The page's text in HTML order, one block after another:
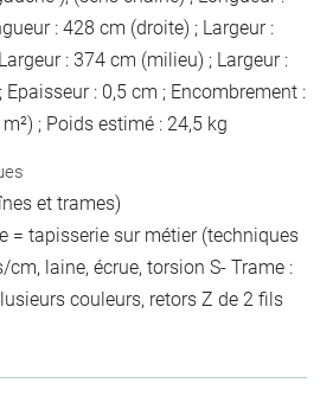
: 428 cm (droite) ; Largeur :
: 374 cm (milieu) ; Largeur :
: 0,5 cm ; Encombrement :
; Poids estimé : 24,5 kg
et trames)
= tapisserie sur métier (techniques
laine, écrue, torsion S- Trame :
couleurs, retors Z de 2 fils